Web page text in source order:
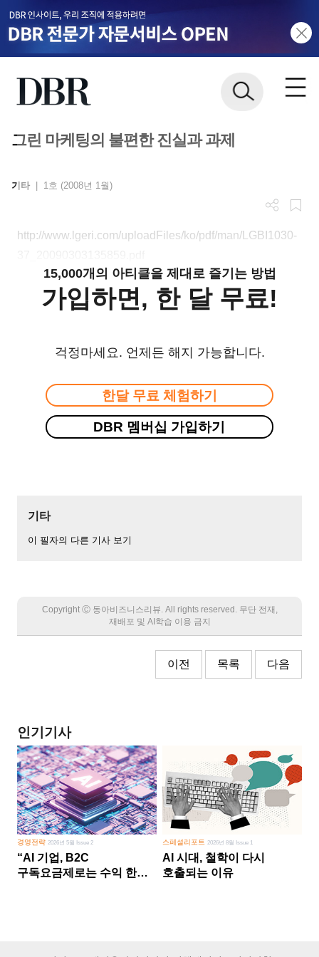
그린 마케팅의 불편한 진실과 과제
기타 1호 (2008년 1월)
http://www.lgeri.com/uploadFiles/ko/pdf/man/LGBI1030-
15,000개의 아티클을 제대로 즐기는 방법
가입하면, 한 달 무료!
걱정마세요. 언제든 해지 가능합니다.
한달 무료 체험하기
DBR 멤버십 가입하기
기타
이 필자의 다른 기사 보기
Copyright Ⓒ 동아비즈니스리뷰. All rights reserved. 무단 전재,
재배포 및 AI학습 이용 금지
이전 목록 다음
인기기사
경영전략 2026년 5월 Issue 2
“AI 기업, B2C
구독요금제로는 수익 한계
스페셜리포트 2026년 8월 Issue 1
AI 시대, 철학이 다시
호출되는 이유